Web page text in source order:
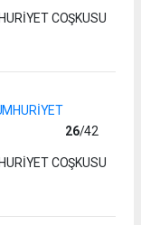
COŞKUSU
26/42
COŞKUSU